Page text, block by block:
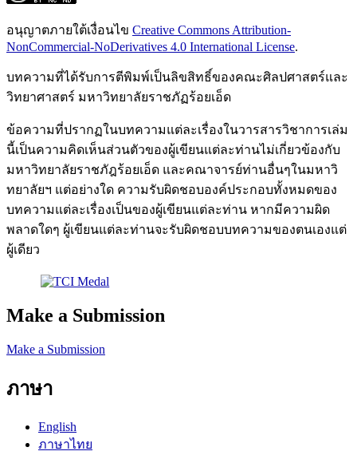
อนุญาตภายใต้เงื่อนไข Creative Commons Attribution-
NonCommercial-NoDerivatives 4.0 International License.
บทความที่ได้รับการตีพิมพ์เป็นลิขสิทธิ์ของคณะศิลปศาสตร์และ
วิทยาศาสตร์ มหาวิทยาลัยราชภัฏร้อยเอ็ด
ข้อความที่ปรากฏในบทความแต่ละเรื่องในวารสารวิชาการเล่ม
นี้เป็นความคิดเห็นส่วนตัวของผู้เขียนแต่ละท่านไม่เกี่ยวข้องกับ
มหาวิทยาลัยราชภัฎร้อยเอ็ด และคณาจารย์ท่านอื่นๆในมหาวิ
ทยาลัยฯ แต่อย่างใด ความรับผิดชอบองค์ประกอบทั้งหมดของ
บทความแต่ละเรื่องเป็นของผู้เขียนแต่ละท่าน หากมีความผิด
พลาดใดๆ ผู้เขียนแต่ละท่านจะรับผิดชอบบทความของตนเองแต่
ผู้เดียว
Make a Submission
Make a Submission
ภาษา
English
ภาษาไทย